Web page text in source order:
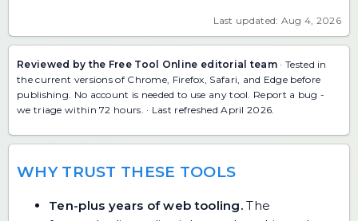
Last updated: Aug 4, 2026
Reviewed by the Free Tool Online editorial team · Tested in
the current versions of Chrome, Firefox, Safari, and Edge before
publishing. No account is needed to use any tool. Report a bug -
we triage within 72 hours. · Last refreshed April 2026.
WHY TRUST THESE TOOLS
Ten-plus years of web tooling. The